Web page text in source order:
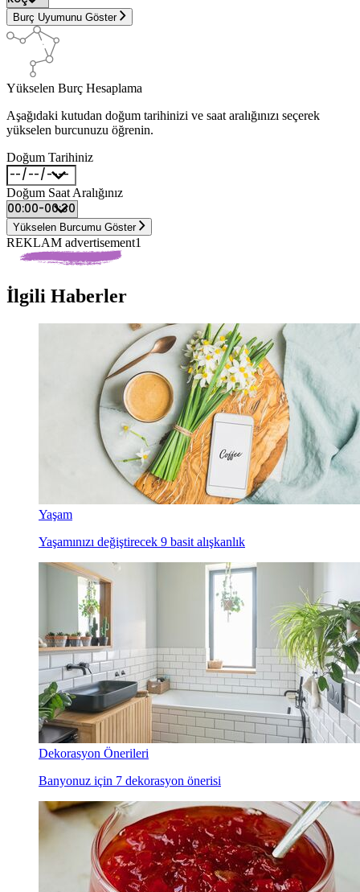
Burç Uyumunu Göster
Yükselen Burç Hesaplama
Aşağıdaki kutudan doğum tarihinizi ve saat aralığınızı seçerek
yükselen burcunuzu öğrenin.
Doğum Tarihiniz
Doğum Saat Aralığınız
Yükselen Burcumu Göster
REKLAM advertisement1
İlgili Haberler
Yaşam
Yaşamınızı değiştirecek 9 basit alışkanlık
Dekorasyon Önerileri
Banyonuz için 7 dekorasyon önerisi